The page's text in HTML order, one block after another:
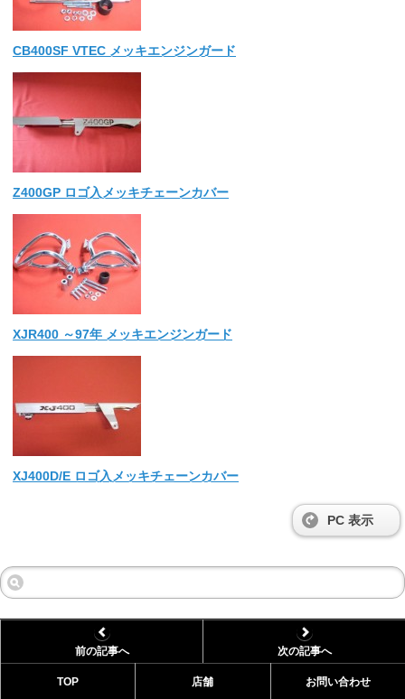
CB400SF VTEC メッキエンジンガード
Z400GP ロゴ入メッキチェーンカバー
XJR400 ～97年 メッキエンジンガード
XJ400D/E ロゴ入メッキチェーンカバー
PC 表示
前の記事へ 次の記事へ
TOP 店舗 お問い合わせ